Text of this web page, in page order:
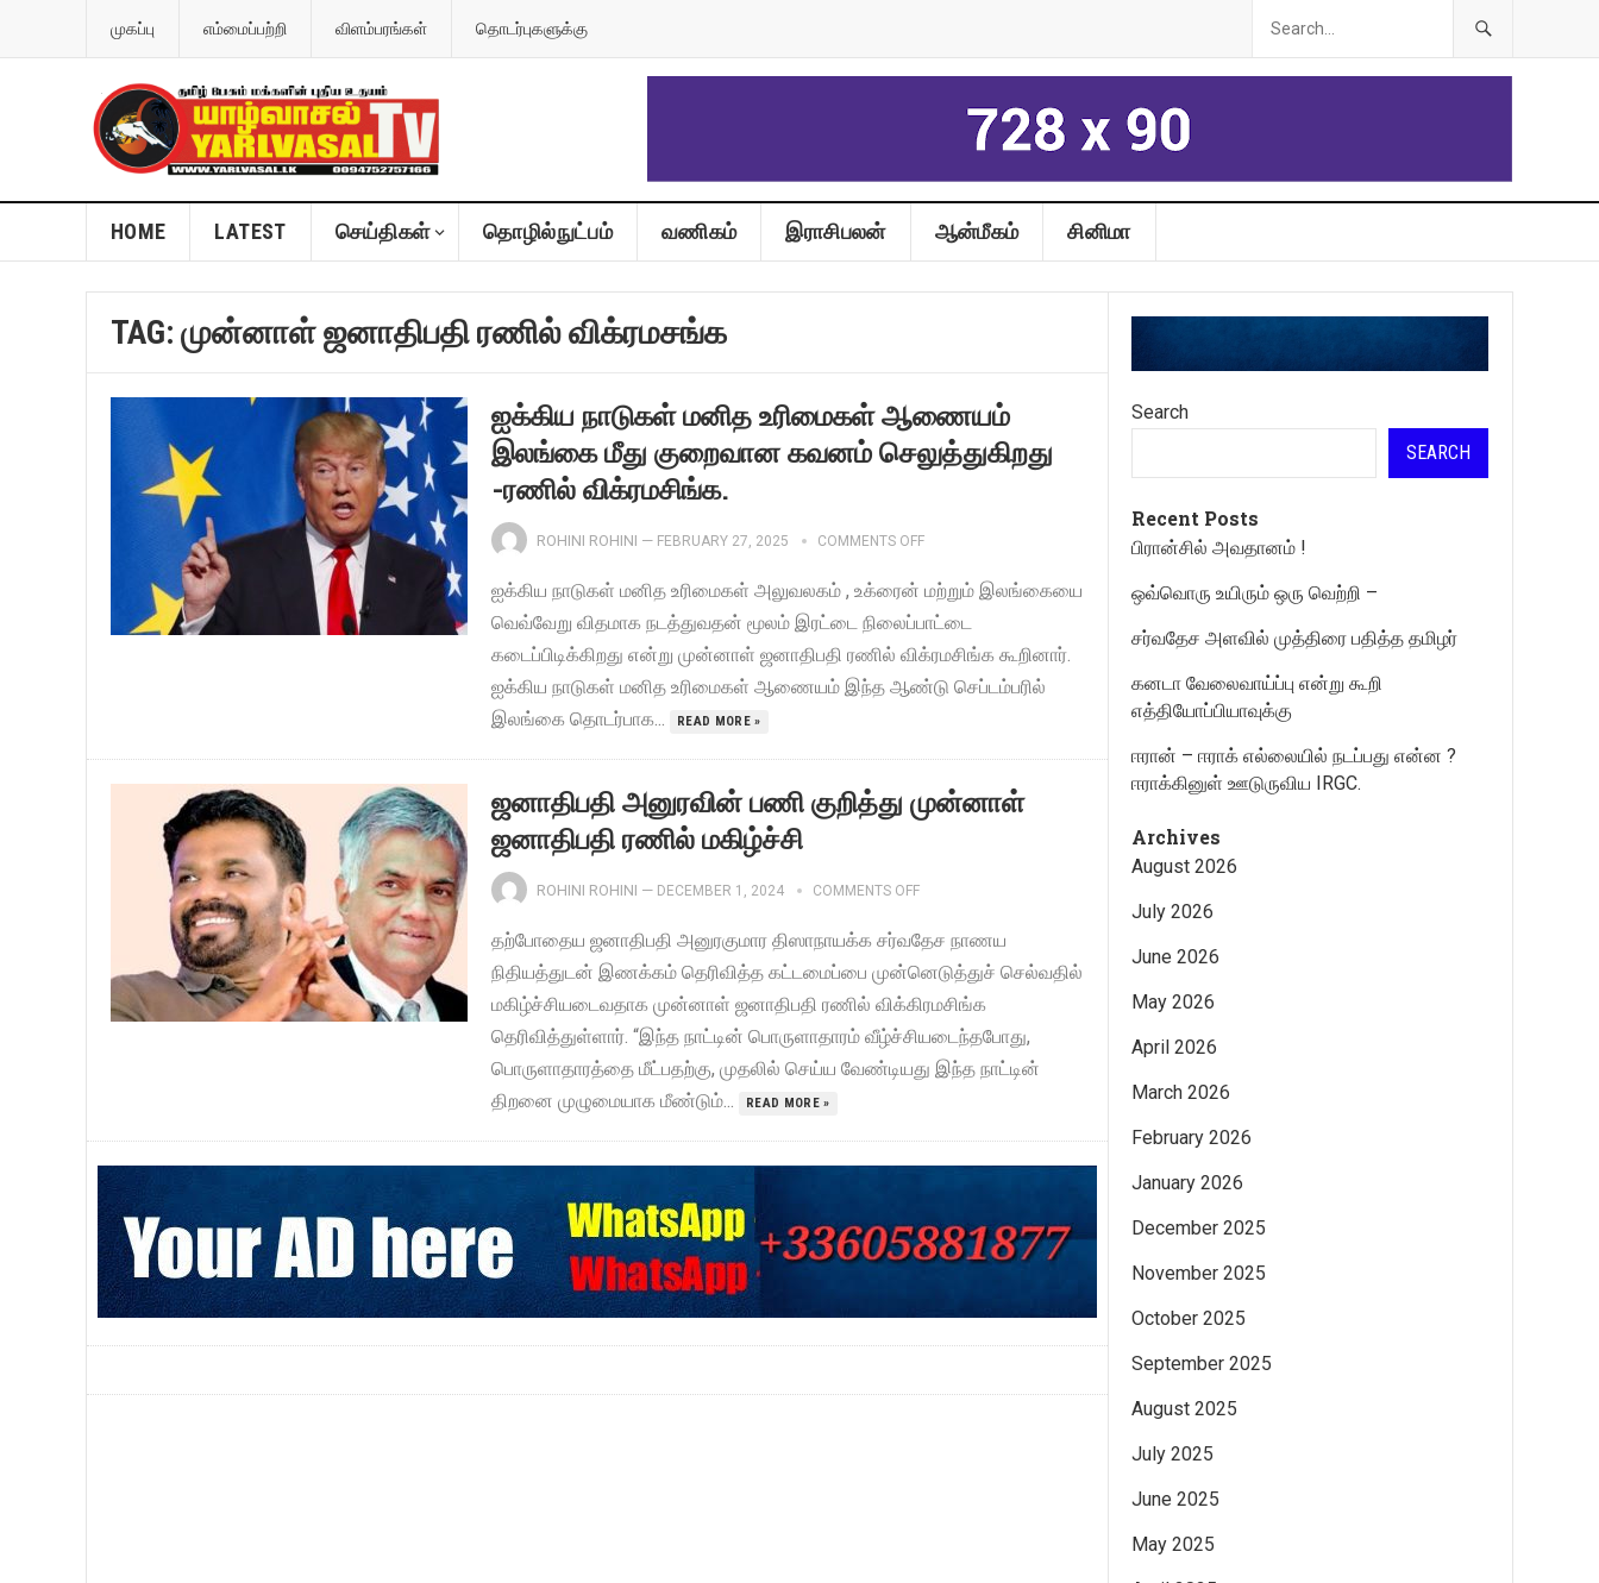
முகப்பு எம்மைப்பற்றி விளம்பரங்கள் தொடர்புகளுக்கு
HOME LATEST செய்திகள் தொழில்நுட்பம் வணிகம் இராசிபலன் ஆன்மீகம் சினிமா
TAG: முன்னாள் ஜனாதிபதி ரணில் விக்ரமசங்க
ஐக்கிய நாடுகள் மனித உரிமைகள் ஆணையம்
இலங்கை மீது குறைவான கவனம் செலுத்துகிறது
-ரணில் விக்ரமசிங்க.
ROHINI ROHINI — FEBRUARY 27, 2025 COMMENTS OFF
ஐக்கிய நாடுகள் மனித உரிமைகள் அலுவலகம் , உக்ரைன் மற்றும் இலங்கையை
வெவ்வேறு விதமாக நடத்துவதன் மூலம் இரட்டை நிலைப்பாட்டை
கடைப்பிடிக்கிறது என்று முன்னாள் ஜனாதிபதி ரணில் விக்ரமசிங்க கூறினார்.
ஐக்கிய நாடுகள் மனித உரிமைகள் ஆணையம் இந்த ஆண்டு செப்டம்பரில்
இலங்கை தொடர்பாக...
READ MORE »
ஜனாதிபதி அனுரவின் பணி குறித்து முன்னாள்
ஜனாதிபதி ரணில் மகிழ்ச்சி
ROHINI ROHINI — DECEMBER 1, 2024 COMMENTS OFF
தற்போதைய ஜனாதிபதி அனுரகுமார திஸாநாயக்க சர்வதேச நாணய
நிதியத்துடன் இணக்கம் தெரிவித்த கட்டமைப்பை முன்னெடுத்துச் செல்வதில்
மகிழ்ச்சியடைவதாக முன்னாள் ஜனாதிபதி ரணில் விக்கிரமசிங்க
தெரிவித்துள்ளார். “இந்த நாட்டின் பொருளாதாரம் வீழ்ச்சியடைந்தபோது, ​​
பொருளாதாரத்தை மீட்பதற்கு, முதலில் செய்ய வேண்டியது இந்த நாட்டின்
திறனை முழுமையாக மீண்டும்...
READ MORE »
Search
SEARCH
Recent Posts
பிரான்சில் அவதானம் !
ஒவ்வொரு உயிரும் ஒரு வெற்றி –
சர்வதேச அளவில் முத்திரை பதித்த தமிழர்
கனடா வேலைவாய்ப்பு என்று கூறி
எத்தியோப்பியாவுக்கு
ஈரான் – ஈராக் எல்லையில் நடப்பது என்ன ?
ஈராக்கினுள் ஊடுருவிய IRGC.
Archives
August 2026
July 2026
June 2026
May 2026
April 2026
March 2026
February 2026
January 2026
December 2025
November 2025
October 2025
September 2025
August 2025
July 2025
June 2025
May 2025